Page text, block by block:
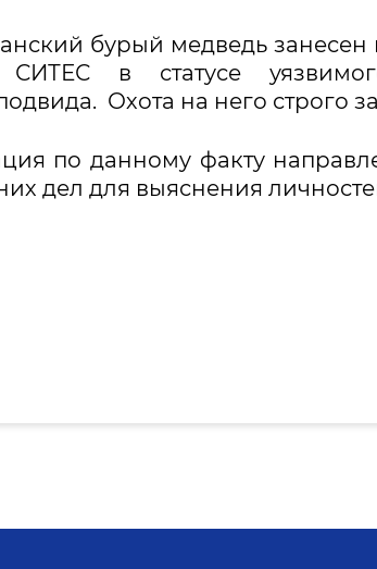
бурый медведь занесен
в статусе
Охота на него строго
по данному факту
дел для выяснения